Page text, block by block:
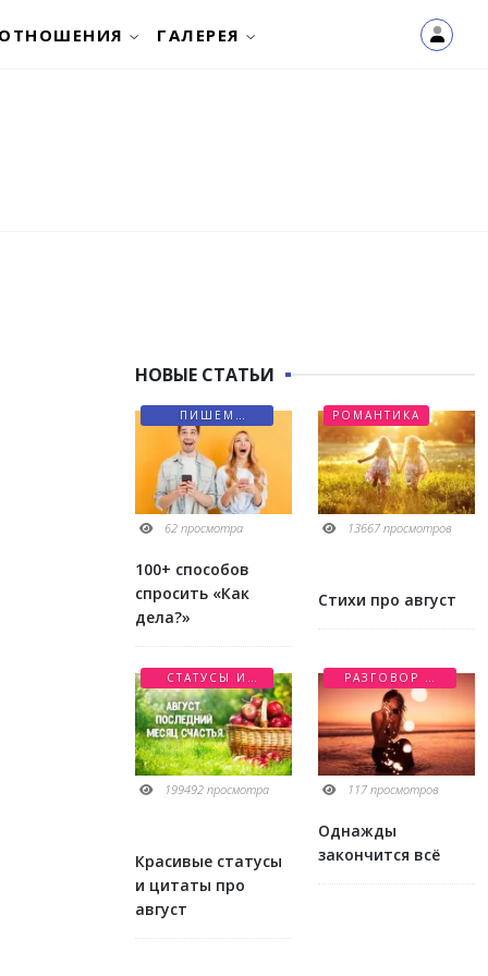
ОТНОШЕНИЯ ГАЛЕРЕЯ
НОВЫЕ СТАТЬИ
ПИШЕМ
ПИСЬМА
62 просмотра
100+ способов
спросить «Как
дела?»
РОМАНТИКА
13667 просмотров
Стихи про август
СТАТУСЫ И
ЦИТАТЫ
199492 просмотра
Красивые статусы
и цитаты про
август
РАЗГОВОР О
ЛЮБВИ
117 просмотров
Однажды
закончится всё